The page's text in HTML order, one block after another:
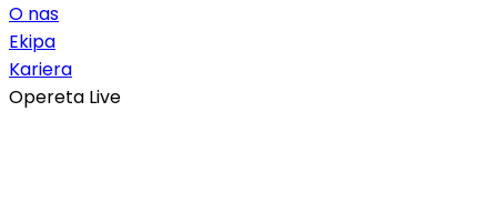
O nas
Ekipa
Kariera
Opereta Live